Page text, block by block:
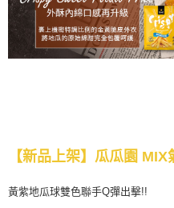
【新品上架】瓜瓜園
黃紫地瓜球雙色聯手Q彈出擊!!